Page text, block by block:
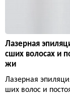
Лазерная
сших волосах и
жи
Лазерная
ших волос и